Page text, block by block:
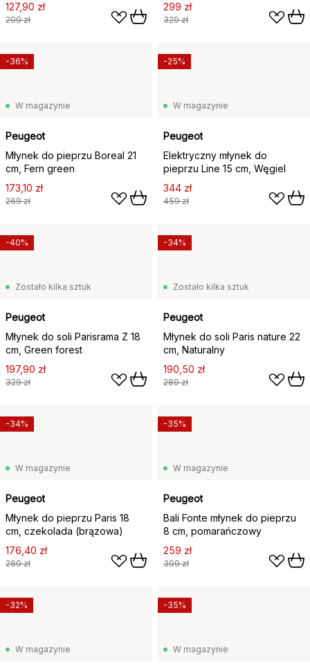
127,90 zł
209 zł
299 zł
329 zł
W magazynie
Peugeot
Młynek do pieprzu Boreal 21
cm, Fern green
173,10 zł
269 zł
-36%
W magazynie
Peugeot
Elektryczny młynek do
pieprzu Line 15 cm, Węgiel
344 zł
459 zł
-25%
Zostało kilka sztuk
Peugeot
Młynek do soli Parisrama Z 18
cm, Green forest
197,90 zł
329 zł
-40%
Zostało kilka sztuk
Peugeot
Młynek do soli Paris nature 22
cm, Naturalny
190,50 zł
289 zł
-34%
W magazynie
Peugeot
Młynek do pieprzu Paris 18
cm, czekolada (brązowa)
176,40 zł
269 zł
-34%
W magazynie
Peugeot
Bali Fonte młynek do pieprzu
8 cm, pomarańczowy
259 zł
399 zł
-35%
W magazynie
-32%
W magazynie
-35%